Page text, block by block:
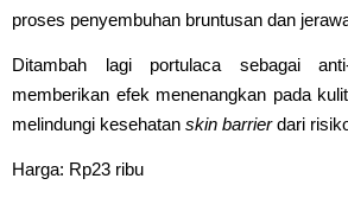
proses penyembuhan bruntusan dan
Ditambah lagi portulaca sebagai
memberikan efek menenangkan pada
melindungi kesehatan skin barrierdari
Harga: Rp23 ribu